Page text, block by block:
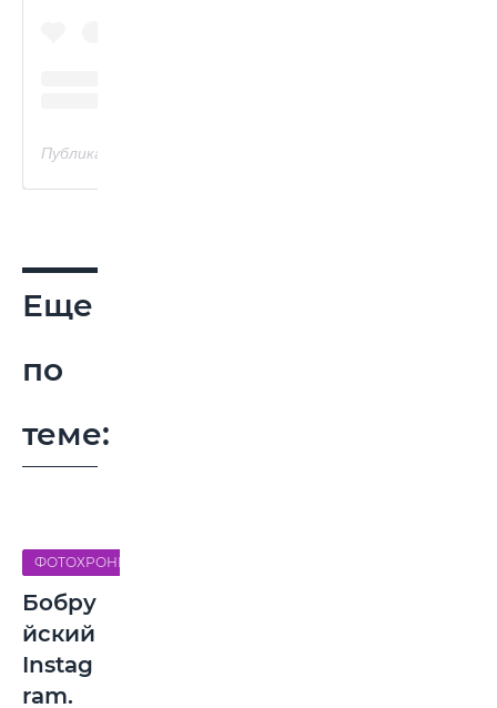
Еще
по
теме:
ФОТОХРОНИКА
Бобру
йский
Instag
ram.